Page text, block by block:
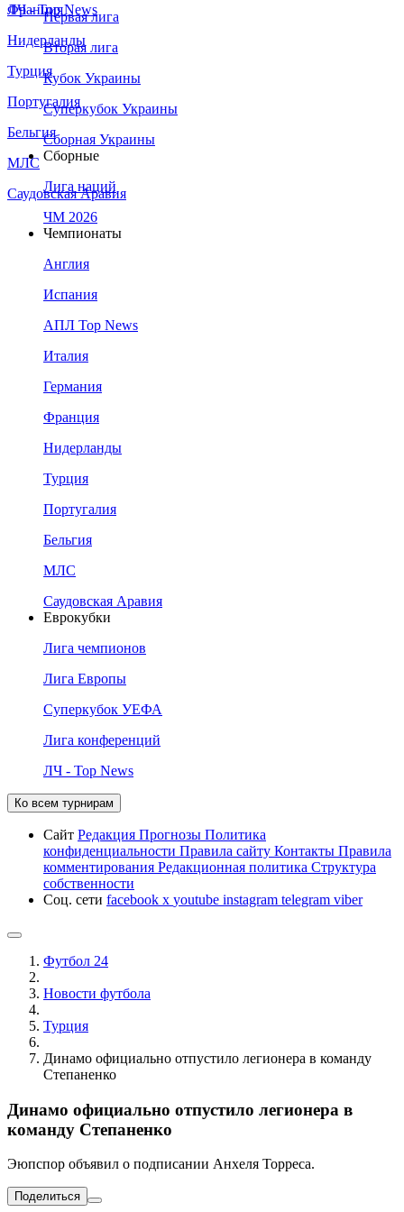
Франция
Нидерланды
Турция
Португалия
Бельгия
МЛС
Саудовская Аравия
ЛЧ - Top News
Первая лига
Вторая лига
Кубок Украины
Суперкубок Украины
Сборная Украины
Сборные
Лига наций
ЧМ 2026
Чемпионаты
Англия
Испания
АПЛ Top News
Италия
Германия
Франция
Нидерланды
Турция
Португалия
Бельгия
МЛС
Саудовская Аравия
Еврокубки
Лига чемпионов
Лига Европы
Суперкубок УЕФА
Лига конференций
ЛЧ - Top News
Ко всем турнирам
Сайт Редакция Прогнозы Политика
конфиденциальности Правила сайту Контакты Правила
комментирования Редакционная политика Структура
собственности
Соц. сети facebook x youtube instagram telegram viber
Футбол 24
Новости футбола
Турция
Динамо официально отпустило легионера в команду
Степаненко
Динамо официально отпустило легионера в
команду Степаненко
Эюпспор объявил о подписании Анхеля Торреса.
Поделиться